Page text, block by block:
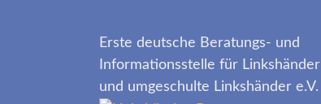
Erste deutsche Beratungs- und
Informationsstelle für Linkshänder
und umgeschulte Linkshänder e.V.